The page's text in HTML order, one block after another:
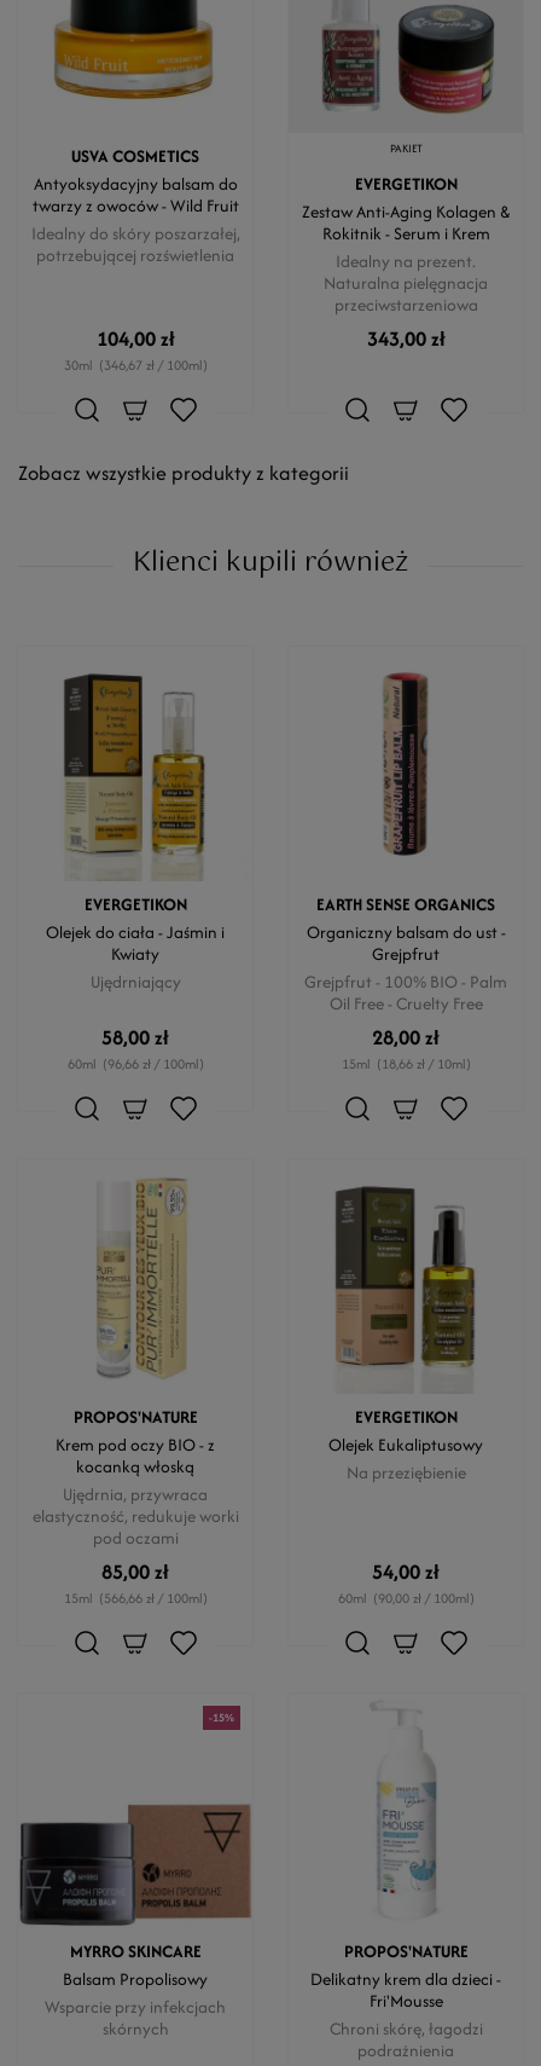
USVA COSMETICS
Antyoksydacyjny balsam do
twarzy z owoców - Wild Fruit
Idealny do skóry poszarzałej,
potrzebującej rozświetlenia
104,00 zł
30ml (346,67 zł / 100ml)
PAKIET
EVERGETIKON
Zestaw Anti-Aging Kolagen &
Rokitnik - Serum i Krem
Idealny na prezent.
Naturalna pielęgnacja
przeciwstarzeniowa
343,00 zł
Zobacz wszystkie produkty z kategorii
Klienci kupili również
EVERGETIKON
Olejek do ciała - Jaśmin i
Kwiaty
Ujędrniający
58,00 zł
60ml (96,66 zł / 100ml)
EARTH SENSE ORGANICS
Organiczny balsam do ust -
Grejpfrut
Grejpfrut - 100% BIO - Palm
Oil Free - Cruelty Free
28,00 zł
15ml (18,66 zł / 10ml)
PROPOS'NATURE
Krem pod oczy BIO - z
kocanką włoską
Ujędrnia, przywraca
elastyczność, redukuje worki
pod oczami
85,00 zł
15ml (566,66 zł / 100ml)
EVERGETIKON
Olejek Eukaliptusowy
Na przeziębienie
54,00 zł
60ml (90,00 zł / 100ml)
-15%
MYRRO SKINCARE
Balsam Propolisowy
Wsparcie przy infekcjach
skórnych
PROPOS'NATURE
Delikatny krem dla dzieci -
Fri'Mousse
Chroni skórę, łagodzi
podrażnienia